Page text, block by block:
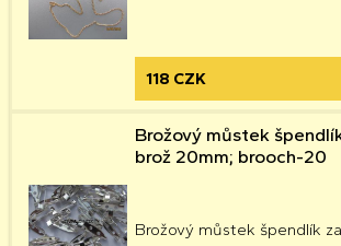
118 CZK
Brožový můstek
brož 20mm; brooch-20
Brožový můstek špendlík